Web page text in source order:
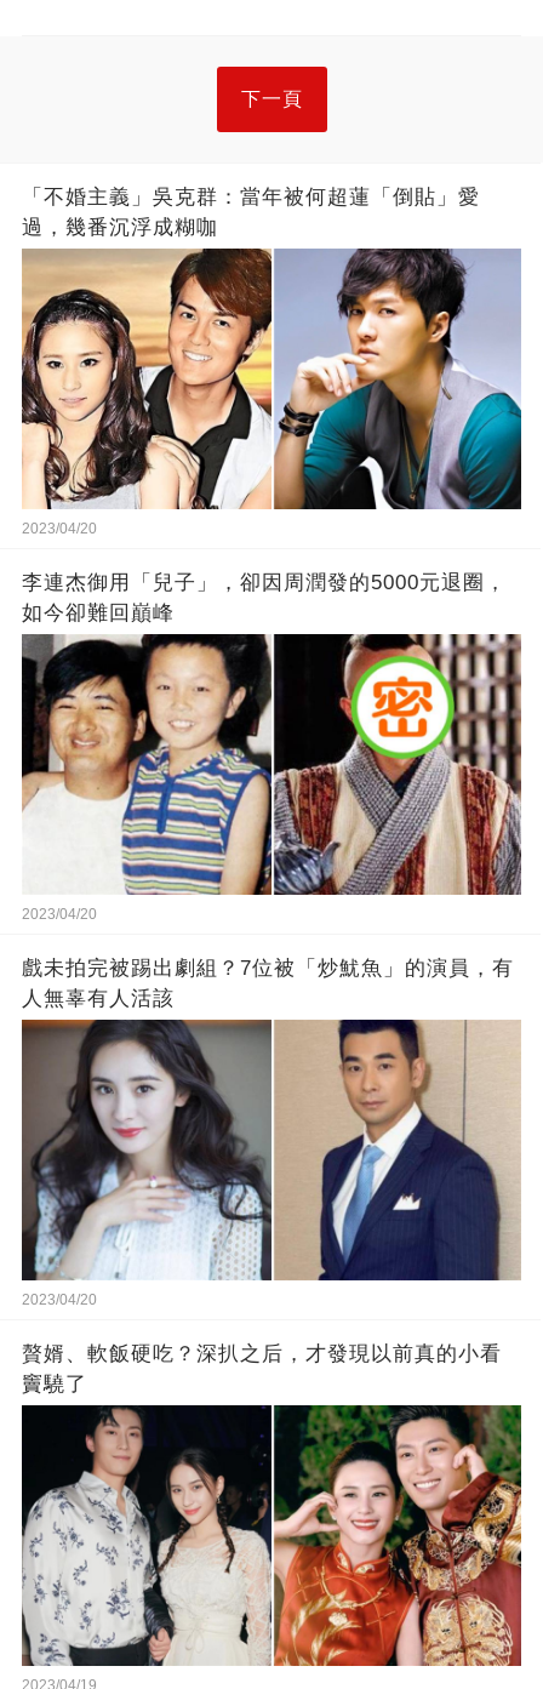
下一頁
「不婚主義」吳克群：當年被何超蓮「倒貼」愛
過，幾番沉浮成糊咖
2023/04/20
李連杰御用「兒子」，卻因周潤發的5000元退圈，
如今卻難回巔峰
2023/04/20
戲未拍完被踢出劇組？7位被「炒魷魚」的演員，有
人無辜有人活該
2023/04/20
贅婿、軟飯硬吃？深扒之后，才發現以前真的小看
竇驍了
2023/04/19